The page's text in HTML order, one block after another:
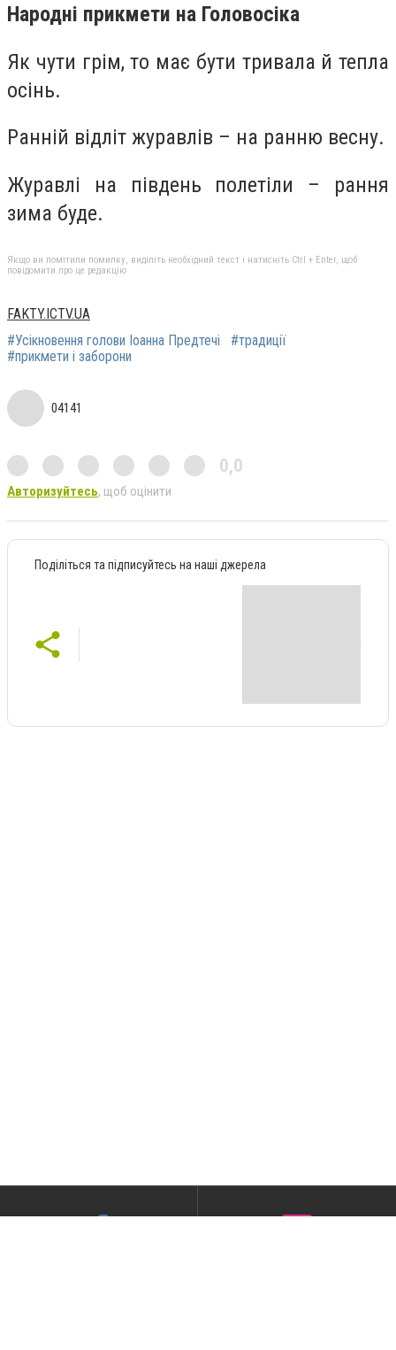
Народні прикмети на Головосіка
Як чути грім, то має бути тривала й тепла
осінь.
Ранній відліт журавлів – на ранню весну.
Журавлі на південь полетіли – рання
зима буде.
Якщо ви помітили помилку, виділіть необхідний текст і натисніть Ctrl + Enter, щоб
повідомити про це редакцію
FAKTY.ICTV.UA
#Усікновення голови Іоанна Предтечі
#традиції
#прикмети і заборони
04141
0,0
Авторизуйтесь, щоб оцінити
Поділіться та підписуйтесь на наші джерела